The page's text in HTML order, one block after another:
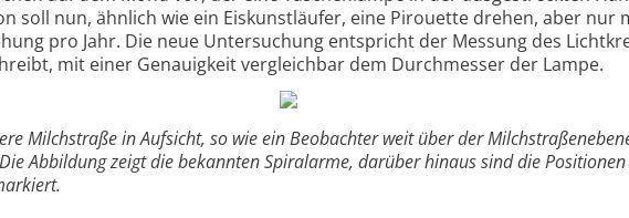
soll nun, ähnlich wie ein Eiskunstläufer, eine Pirouette drehen, aber nur
pro Jahr. Die neue Untersuchung entspricht der Messung des
mit einer Genauigkeit vergleichbar dem Durchmesser der Lampe.
Milchstraße in Aufsicht, so wie ein Beobachter weit über der
Abbildung zeigt die bekannten Spiralarme, darüber hinaus sind die Positionen